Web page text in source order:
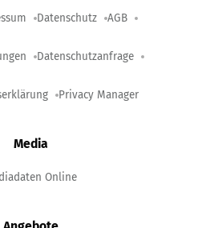
Datenschutz AGB
Datenschutzanfrage
Privacy Manager
Media
Online